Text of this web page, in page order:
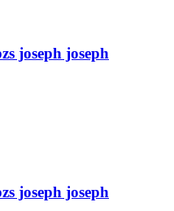
joseph joseph
joseph joseph